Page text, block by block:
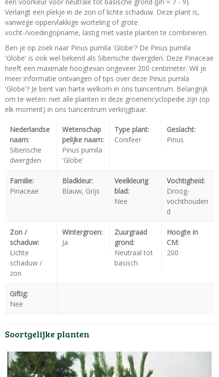
een voorkeur voor neutrale tot basische grond (ph = 7 - 9).
Verlangt een plekje in de zon of lichte schaduw. Deze plant is,
vanwege oppervlakkige worteling of grote
vocht-/voedingopname, lastig met vaste planten te combineren.
Ben je op zoek naar Pinus pumila 'Globe'? De Pinus pumila
'Globe' is ook wel bekend als Siberische dwergden. Deze Pinaceae
heeft een maximale hoogtevan ongeveer 200 centimeter. Wil je
meer informatie ontvangen of tips over deze Pinus pumila
'Globe'? Je bent van harte welkom in ons tuincentrum. Belangrijk
om te weten: niet alle planten in deze groenencyclopedie zijn (op
elk moment) in ons tuincentrum verkrijgbaar.
Nederlandse
naam:
Siberische
dwergden
Wetenschap
pelijke naam:
Pinus pumila
'Globe'
Type plant:
Conifeer
Geslacht:
Pinus
Familie:
Pinaceae
Bladkleur:
Blauw, Grijs
Veelkleurig
blad:
Nee
Vochtigheid:
Droog-
vochthouden
d
Zon /
schaduw:
Lichte
schaduw /
zon
Wintergroen:
Ja
Zuurgraad
grond:
Neutraal tot
basisch
Hoogte in
CM:
200
Giftig:
Nee
Soortgelijke planten